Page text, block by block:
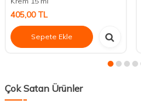
405,00TL
Sepete Ekle
Çok Satan Ürünler